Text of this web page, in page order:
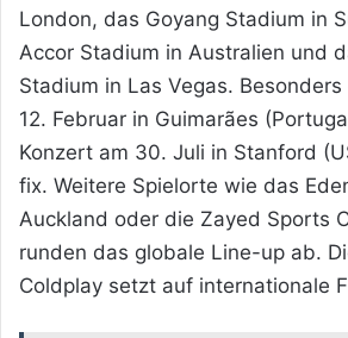
London, das Goyang Stadium in
Accor Stadium in Australien und
Stadium in Las Vegas.
12. Februar in Guimarães
Konzert am 30. Juli in Stanford
fix. Weitere Spielorte wie das
Auckland oder die Zayed Sports
runden das globale Line-up ab.
Coldplay setzt auf internationale